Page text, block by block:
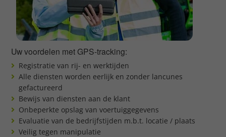
Uw voordelen met GPS-tracking:
Registratie van rij- en werktijden
Alle diensten worden eerlijk en zonder lancunes
gefactureerd
Bewijs van diensten aan de klant
Onbeperkte opslag van voertuiggegevens
Evaluatie van de bedrijfstijden m.b.t. locatie / plaats
Veilig tegen manipulatie